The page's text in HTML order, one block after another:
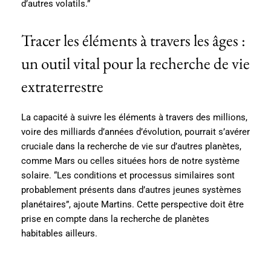
d’autres volatils.”
Tracer les éléments à travers les âges :
un outil vital pour la recherche de vie
extraterrestre
La capacité à suivre les éléments à travers des millions,
voire des milliards d’années d’évolution, pourrait s’avérer
cruciale dans la recherche de vie sur d’autres planètes,
comme Mars ou celles situées hors de notre système
solaire. “Les conditions et processus similaires sont
probablement présents dans d’autres jeunes systèmes
planétaires”, ajoute Martins. Cette perspective doit être
prise en compte dans la recherche de planètes
habitables ailleurs.